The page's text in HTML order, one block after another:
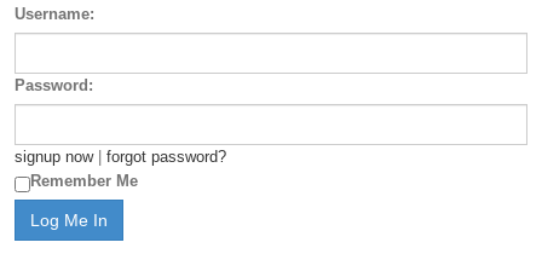
Username:
Password:
signup now| forgot password?
Remember Me